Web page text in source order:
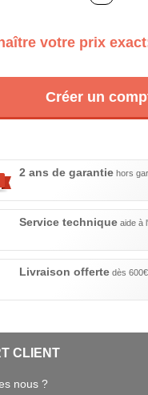
votre prix
Créer un
2 ans de garantie hors
Service technique aide à
Livraison offerte dès 600€
CLIENT
nous ?